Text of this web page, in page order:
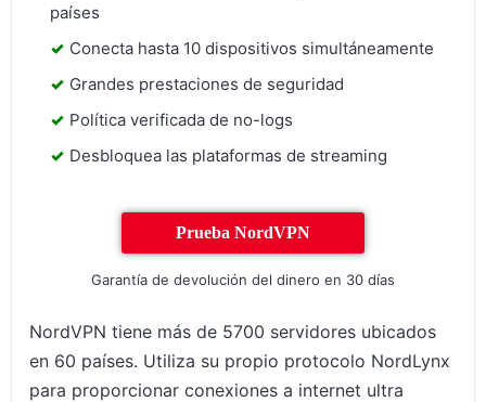
países
Conecta hasta 10 dispositivos simultáneamente
Grandes prestaciones de seguridad
Política verificada de no-logs
Desbloquea las plataformas de streaming
Prueba NordVPN
Garantía de devolución del dinero en 30 días
NordVPN tiene más de 5700 servidores ubicados
en 60 países. Utiliza su propio protocolo NordLynx
para proporcionar conexiones a internet ultra